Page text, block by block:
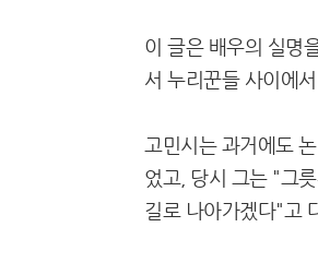
이 글은 배우의 실명
서 누리꾼들 사이에
고민시는 과거에도
었고, 당시 그는 "그
길로 나아가겠다"고